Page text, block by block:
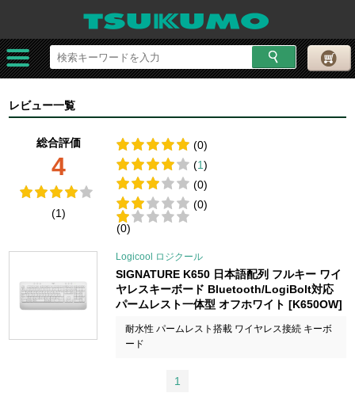
レビュー一覧
総合評価
4
(1)
(0)
(1)
(0)
(0)
(0)
Logicool ロジクール
SIGNATURE K650 日本語配列 フルキー ワイ
ヤレスキーボード Bluetooth/LogiBolt対応
パームレスト一体型 オフホワイト [K650OW]
耐水性 パームレスト搭載 ワイヤレス接続 キーボ
ード
1